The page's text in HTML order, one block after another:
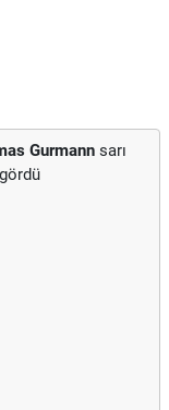
Gurmann sarı